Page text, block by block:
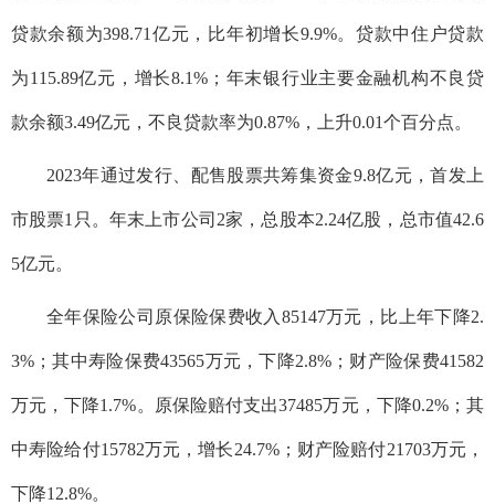
贷款余额为398.71亿元，比年初增长9.9%。贷款中住户贷款
为115.89亿元，增长8.1%；年末银行业主要金融机构不良贷
款余额3.49亿元，不良贷款率为0.87%，上升0.01个百分点。
2023年通过发行、配售股票共筹集资金9.8亿元，首发上
市股票1只。年末上市公司2家，总股本2.24亿股，总市值42.6
5亿元。
全年保险公司原保险保费收入85147万元，比上年下降2.
3%；其中寿险保费43565万元，下降2.8%；财产险保费41582
万元，下降1.7%。原保险赔付支出37485万元，下降0.2%；其
中寿险给付15782万元，增长24.7%；财产险赔付21703万元，
下降12.8%。